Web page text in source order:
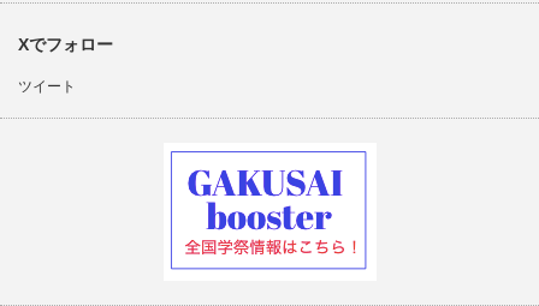
Xでフォロー
ツイート